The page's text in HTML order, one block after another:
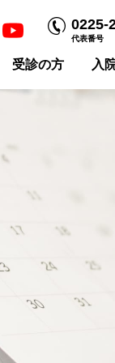
0225-
代表番号
受診の方 入